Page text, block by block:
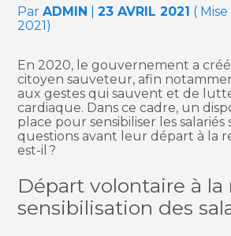
ParADMIN |23 AVRIL 2021 (
2021)
En 2020, le gouvernement a
citoyen sauveteur, afin
aux gestes qui sauvent et de
cardiaque. Dans ce cadre, un
place pour sensibiliser les salariés
questions avant leur départ à la
est-il ?
Départ volontaire à
sensibilisation des